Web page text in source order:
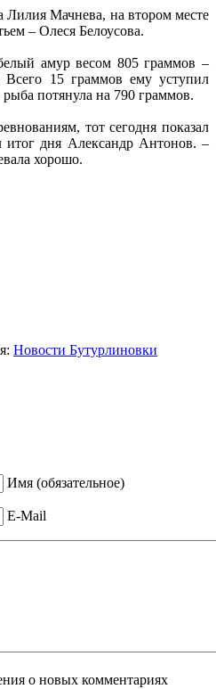
Мачнева, на втором месте
– Олеся Белоусова.
амур весом 805 граммов –
Всего 15 граммов ему уступил
потянула на 790 граммов.
тот сегодня показал
итог дня Александр Антонов. –
хорошо.
Новости Бутурлиновки
Имя (обязательное)
E-Mail
о новых комментариях